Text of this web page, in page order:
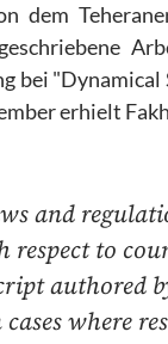
dem
bei
erhielt
and
to
authored
where